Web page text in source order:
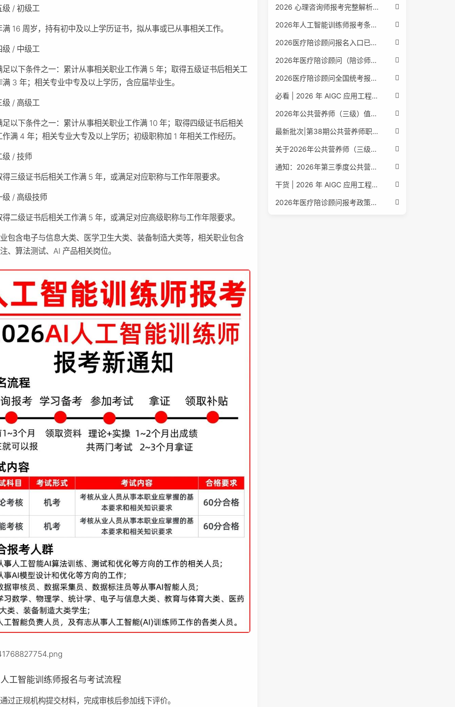
级 / 初级工
满 16 周岁，持有初中及以上学历证书，拟从事或已从事相关工作。
级 / 中级工
足以下条件之一：累计从事相关职业工作满 5 年；取得五级证书后相关工
满 3 年；相关专业中专及以上学历，含应届毕业生。
级 / 高级工
足以下条件之一：累计从事相关职业工作满 10 年；取得四级证书后相关
作满 4 年；相关专业大专及以上学历；初级职称加 1 年相关工作经历。
级 / 技师
得三级证书后相关工作满 5 年，或满足对应职称与工作年限要求。
级 / 高级技师
得二级证书后相关工作满 5 年，或满足对应高级职称与工作年限要求。
包含电子与信息大类、医学卫生大类、装备制造大类等，相关职业包含
、算法测试、AI 产品相关岗位。
工智能训练师报名与考试流程
过正规机构提交材料，完成审核后参加线下评价。
2026 心理咨询师报考完整解析｜2017 国考取消后正规报考标准、流程避坑指南
2026年人工智能训练师报考条件与流程：2026年最新官方要求全面解读
2026医疗陪诊顾问报名入口已公布，全国报考条件流程政策全解析
2026年医疗陪诊顾问（陪诊师）招生启动，全国报考指南附报名官网
2026医疗陪诊顾问全国统考报名中，报考条件流程全攻略附报名入口
必看 | 2026 年 AIGC 应用工程师报考核心要点：报名费用、官网可查、行业认可度、补考规则全盘点
2026年公共营养师（三级）值得考吗？报名入口+条件+证书用途
最新批次|第38期公共营养师职业能力评价证书报名培训通知
关于2026年公共营养师（三级、四级）全国统一认定报名的服务通知
通知：2026年第三季度公共营养师四级培训报名安排正式发布
干货 | 2026 年 AIGC 应用工程师报考指南：报名流程、学历要求、培训课程、就业方向全梳理
2026年医疗陪诊顾问报考政策更新，全国报名入口与报考指南全同步